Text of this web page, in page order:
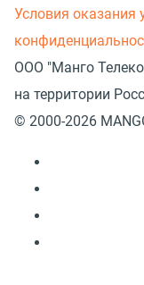
Условия оказания
ООО "Манго
на территории
© 2000-2026